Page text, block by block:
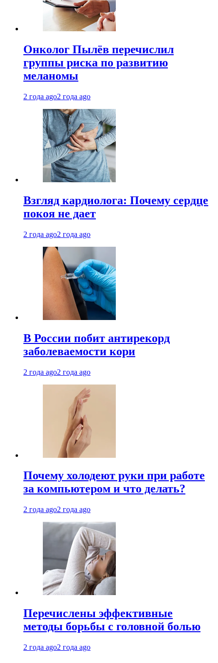
Онколог Пылёв перечислил
группы риска по развитию
меланомы
2 года ago2 года ago
Взгляд кардиолога: Почему сердце
покоя не дает
2 года ago2 года ago
В России побит антирекорд
заболеваемости кори
2 года ago2 года ago
Почему холодеют руки при работе
за компьютером и что делать?
2 года ago2 года ago
Перечислены эффективные
методы борьбы с головной болью
2 года ago2 года ago